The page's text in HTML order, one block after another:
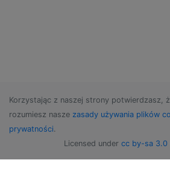
Korzystając z naszej strony potwierdzasz,
rozumiesz nasze zasady używania plików
prywatności.
Licensed under cc by-sa 3.0